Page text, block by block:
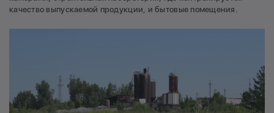
качество выпускаемой продукции, и бытовые помещения.